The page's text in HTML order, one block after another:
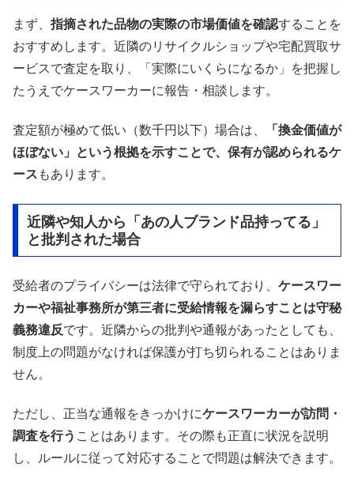
まず、 指摘された品物の実際の市場価値を確認することを
おすすめします。近隣のリサイクルショップや宅配買取サ
ービスで査定を取り、「実際にいくらになるか」を把握し
たうえでケースワーカーに報告・相談します。
査定額が極めて低い（数千円以下）場合は、
「換金価値が
ほぼない」という根拠を示すことで、保有が認められるケ
ース もあります。
近隣や知人から「あの人ブランド品持ってる」
と批判された場合
受給者のプライバシーは法律で守られており、 ケースワー
カーや福祉事務所が第三者に受給情報を漏らすことは守秘
義務違反です。近隣からの批判や通報があったとしても、
制度上の問題がなければ保護が打ち切られることはありま
せん。
ただし、正当な通報をきっかけにケースワーカーが訪問・
調査を行う ことはあります。その際も正直に状況を説明
し、ルールに従って対応することで問題は解決できます。